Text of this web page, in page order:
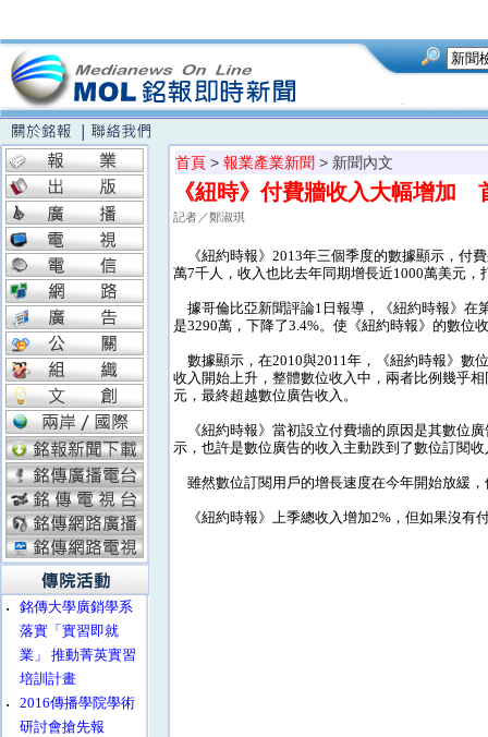
‧
銘傳大學廣銷學系
落實「實習即就
業」 推動菁英實習
培訓計畫
‧
2016傳播學院學術
研討會搶先報
首頁 > 報業產業新聞 > 新聞內文
《紐時》付費牆收入大幅增加
記者／鄭淑琪
《紐約時報》2013年三個季度的數據顯示，付
萬7千人，收入也比去年同期增長近1000萬美元
據哥倫比亞新聞評論1日報導，《紐約時報》在
是3290萬，下降了3.4%。使《紐約時報》的數位
數據顯示，在2010與2011年，《紐約時報》數
收入開始上升，整體數位收入中，兩者比例幾乎
元，最終超越數位廣告收入。
《紐約時報》當初設立付費墻的原因是其數位
示，也許是數位廣告的收入主動跌到了數位訂閱
雖然數位訂閱用戶的增長速度在今年開始放緩
《紐約時報》上季總收入增加2%，但如果沒有